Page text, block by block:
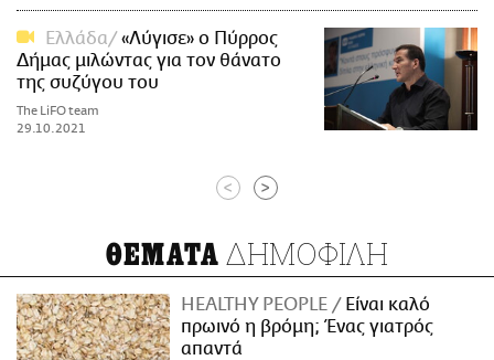
Ελλάδα
«Λύγισε» ο Πύρρος
Δήμας μιλώντας για τον θάνατο
της συζύγου του
The LiFO team
29.10.2021
< >
ΘΕΜΑΤΑ ΔΗΜΟΦΙΛΗ
HEALTHY PEOPLE
Είναι καλό
πρωινό η βρόμη; Ένας γιατρός
απαντά